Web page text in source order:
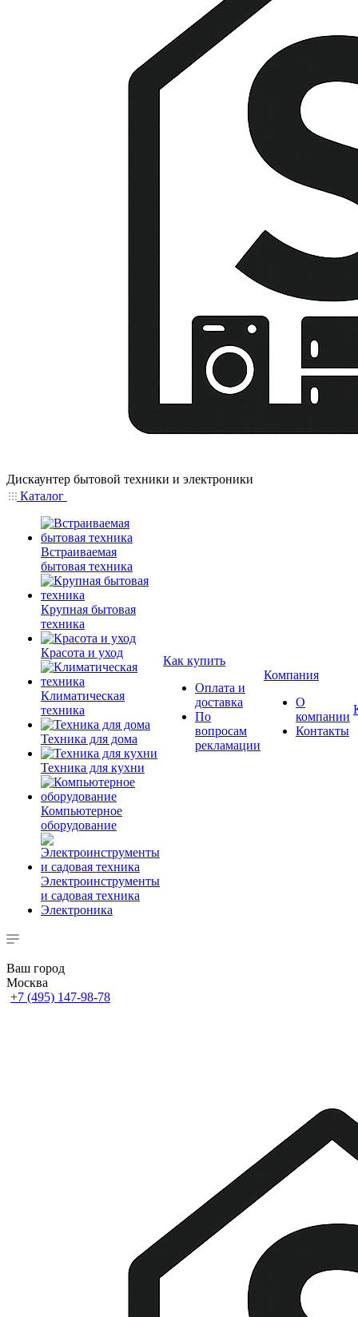
Дискаунтер бытовой техники и электроники
Каталог
Встраиваемая
бытовая техника
Крупная бытовая
техника
Красота и уход
Климатическая
техника
Техника для дома
Техника для кухни
Компьютерное
оборудование
Электроинструменты
и садовая техника
Электроника
Как купить
Оплата и
доставка
По
вопросам
рекламации
Компания
О
компании
Контакты
Ваш город
Москва
+7 (495) 147-98-78